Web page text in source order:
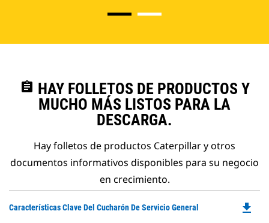
assignment HAY FOLLETOS DE PRODUCTOS Y
MUCHO MÁS LISTOS PARA LA
DESCARGA.
Hay folletos de productos Caterpillar y otros
documentos informativos disponibles para su negocio
en crecimiento.
Características Clave Del Cucharón De Servicio General file_download